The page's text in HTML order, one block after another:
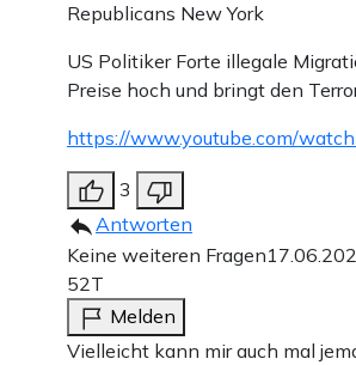
Republicans New York
US Politiker Forte illegale
Preise hoch und bringt den
https://www.youtube.com/
3
Antworten
Keine weiteren Fragen
52T
Melden
Vielleicht kann mir auch mal